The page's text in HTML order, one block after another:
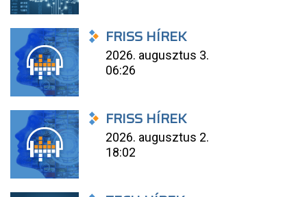
FRISS HÍREK
2026. augusztus 3.
06:26
FRISS HÍREK
2026. augusztus 2.
18:02